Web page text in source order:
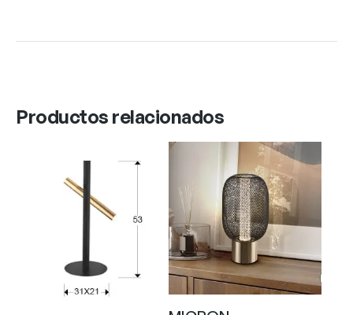
Productos relacionados